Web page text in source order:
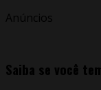
Anúncios
Saiba se você